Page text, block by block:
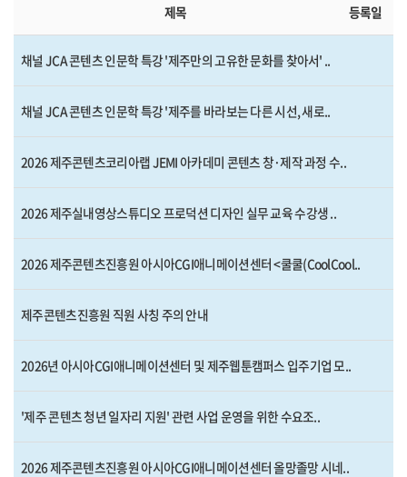
제목 등록일
채널 JCA 콘텐츠 인문학 특강 '제주만의 고유한 문화를 찾아서' ..
채널 JCA 콘텐츠 인문학 특강 '제주를 바라보는 다른 시선, 새로..
2026 제주콘텐츠코리아랩 JEMI 아카데미 콘텐츠 창·제작 과정 수..
2026 제주실내영상스튜디오 프로덕션 디자인 실무 교육 수강생 ..
2026 제주콘텐츠진흥원 아시아CGI애니메이션센터 <쿨쿨(CoolCool..
제주콘텐츠진흥원 직원 사칭 주의 안내
2026년 아시아CGI애니메이션센터 및 제주웹툰캠퍼스 입주기업 모..
'제주 콘텐츠 청년 일자리 지원' 관련 사업 운영을 위한 수요조..
2026 제주콘텐츠진흥원 아시아CGI애니메이션센터 올망졸망 시네..